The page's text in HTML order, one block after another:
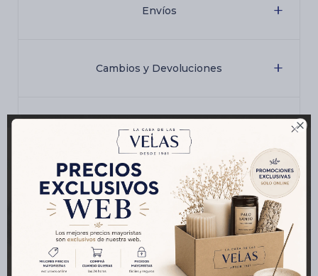

Envíos
Cambios y Devoluciones
Medios de pago
Productos que te pueden interesar